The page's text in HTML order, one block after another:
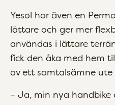
Yesol har även en
lättare och ger mer
användas i lättare
fick den åka med hem
av ett samtalsämne ute
– Ja, min nya handbike